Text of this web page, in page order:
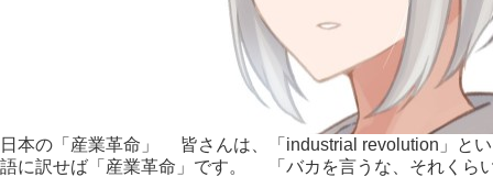
日本の「産業革命」 皆さんは、「industrial revolution」と
語に訳せば「産業革命」です。 「バカを言うな、それくら